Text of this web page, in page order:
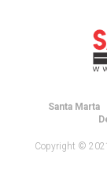
Santa Marta
Copyright ©